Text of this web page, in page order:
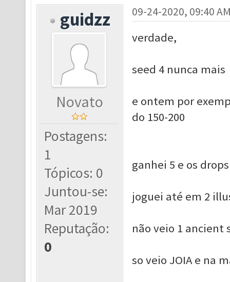
guidzz
Novato
Postagens:
1
Tópicos: 0
Juntou-se:
Mar 2019
Reputação:
0
09-24-2020, 09:40
verdade,
seed 4 nunca mais
e ontem por
do 150-200
ganhei 5 e os
joguei até em 2
não veio 1 ancient
so veio JOIA e na